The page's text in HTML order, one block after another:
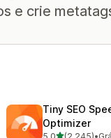
e crie
Tiny SEO
Optimizer
de 5 estrelas